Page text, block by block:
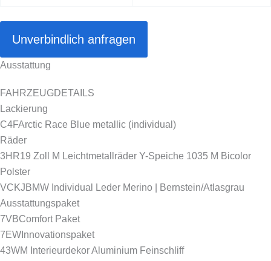
Unverbindlich anfragen
Ausstattung
FAHRZEUGDETAILS
Lackierung
C4FArctic Race Blue metallic (individual)
Räder
3HR19 Zoll M Leichtmetallräder Y-Speiche 1035 M Bicolor
Polster
VCKJ BMW Individual Leder Merino | Bernstein/Atlasgrau
Ausstattungspaket
7VBComfort Paket
7EW Innovationspaket
43WM Interieurdekor Aluminium Feinschliff